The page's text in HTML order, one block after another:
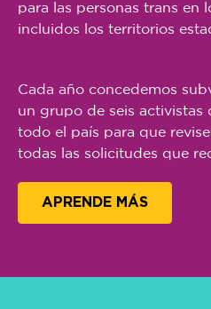
para las personas trans en
incluidos los territorios
Cada año concedemos
un grupo de seis activistas
todo el país para que
todas las solicitudes que
APRENDE MÁS